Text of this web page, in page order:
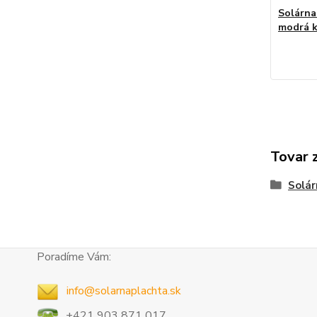
modrá
Tovar
Poradíme Vám:
info@solarnaplachta.sk